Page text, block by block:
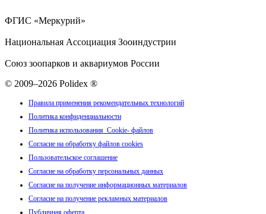
ФГИС «Меркурий»
Национальная Ассоциация Зооиндустрии
Союз зоопарков и аквариумов России
© 2009–2026 Polidex ®
Правила применения рекомендательных технологий
Политика конфиденциальности
Политика использования Cookie- файлов
Согласие на обработку файлов cookies
Пользовательское соглашение
Согласие на обработку персональных данных
Согласие на получение информационных материалов
Согласие на получение рекламных материалов